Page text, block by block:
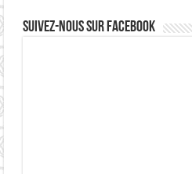
Suivez-nous sur facebook